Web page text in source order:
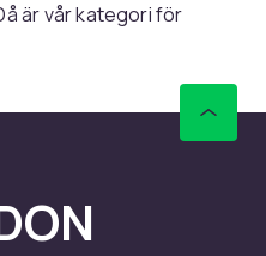
är vår kategori för
av varje historia.